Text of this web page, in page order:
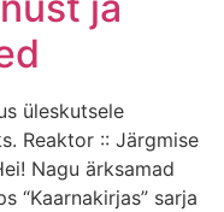
üleskutsele
Reaktor :: Järgmise
Nagu ärksamad
“Kaarnakirjas” sarja